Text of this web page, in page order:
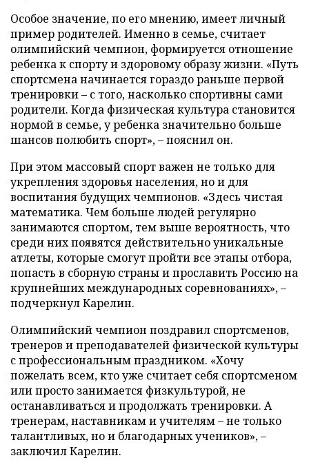
Особое значение, по его мнению, имеет личный
пример родителей. Именно в семье, считает
олимпийский чемпион, формируется отношение
ребенка к спорту и здоровому образу жизни. «Путь
спортсмена начинается гораздо раньше первой
тренировки – с того, насколько спортивны сами
родители. Когда физическая культура становится
нормой в семье, у ребенка значительно больше
шансов полюбить спорт», – пояснил он.
При этом массовый спорт важен не только для
укрепления здоровья населения, но и для
воспитания будущих чемпионов. «Здесь чистая
математика. Чем больше людей регулярно
занимаются спортом, тем выше вероятность, что
среди них появятся действительно уникальные
атлеты, которые смогут пройти все этапы отбора,
попасть в сборную страны и прославить Россию на
крупнейших международных соревнованиях», –
подчеркнул Карелин.
Олимпийский чемпион поздравил спортсменов,
тренеров и преподавателей физической культуры
с профессиональным праздником. «Хочу
пожелать всем, кто уже считает себя спортсменом
или просто занимается физкультурой, не
останавливаться и продолжать тренировки. А
тренерам, наставникам и учителям – не только
талантливых, но и благодарных учеников», –
заключил Карелин.